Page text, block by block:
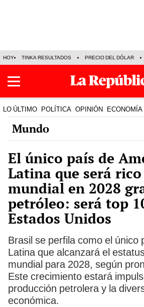
HOY TINKA RESULTADOS PRECIO DEL DÓLAR
LO ÚLTIMO POLÍTICA OPINIÓN ECONOMÍA
Mundo
El único país de
Latina que será
mundial en 2028
petróleo: será top
Estados Unidos
Brasil se perfila como el único
Latina que alcanzará el
mundial para 2028, según
Este crecimiento estará
producción petrolera y la
económica.